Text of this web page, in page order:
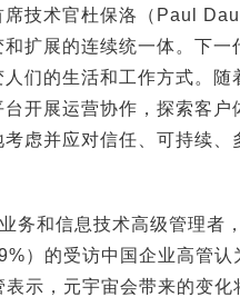
技术官杜保洛（Paul
扩展的连续统一体。下一
们的生活和工作方式。随
开展运营协作，探索客户
虑并应对信任、可持续
务和信息技术高级管理者
）的受访中国企业高管
示，元宇宙会带来的变